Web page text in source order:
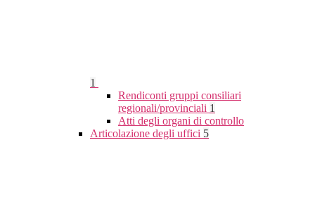
1
Rendiconti gruppi consiliari
regionali/provinciali 1
Atti degli organi di controllo
Articolazione degli uffici 5